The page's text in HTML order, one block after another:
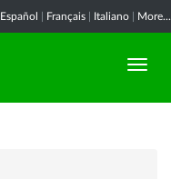
Español Français Italiano More...